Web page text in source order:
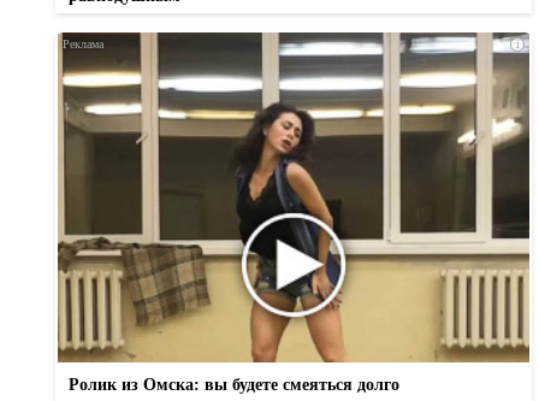
i
Ролик из Омска: вы будете смеяться долго